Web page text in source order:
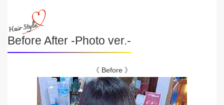
Before After -Photo ver.-
《 Before 》